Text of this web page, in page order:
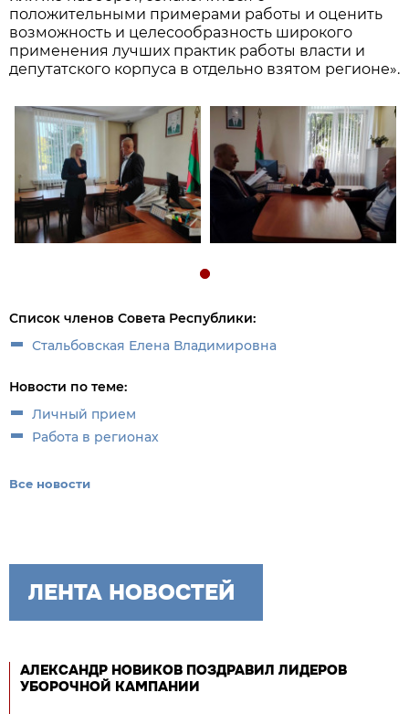
положительными примерами работы и оценить
возможность и целесообразность широкого
применения лучших практик работы власти и
депутатского корпуса в отдельно взятом регионе».
Список членов Совета Республики:
Стальбовская Елена Владимировна
Новости по теме:
Личный прием
Работа в регионах
Все новости
ЛЕНТА НОВОСТЕЙ
АЛЕКСАНДР НОВИКОВ ПОЗДРАВИЛ ЛИДЕРОВ
УБОРОЧНОЙ КАМПАНИИ